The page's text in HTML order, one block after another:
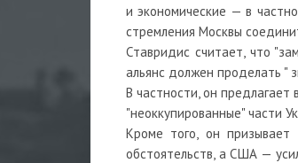
и экономические — в
стремления Москвы
Ставридис считает, что
альянс должен проделать "
В частности, он
"неоккупированные" части
Кроме того, он
обстоятельств, а США —